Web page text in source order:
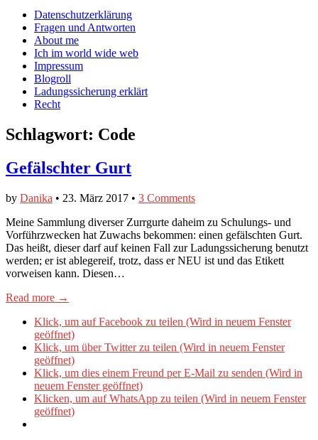
Facebook
anzeigen
Twitter
anzeigen
auf
Instagram
anzeigen
Main
menu
Skip
content
Datenschutzerklärung
Fragen und Antworten
About me
Ich im world wide web
Impressum
Blogroll
Ladungssicherung erklärt
Recht
Schlagwort: Code
Gefälschter Gurt
by Danika • 23. März 2017 • 3 Comments
Meine Sammlung diverser Zurrgurte daheim zu Schulungs- und
Vorführzwecken hat Zuwachs bekommen: einen gefälschten Gurt.
Das heißt, dieser darf auf keinen Fall zur Ladungssicherung benutzt
werden; er ist ablegereif, trotz, dass er NEU ist und das Etikett
vorweisen kann. Diesen…
Read more →
Klick, um auf Facebook zu teilen (Wird in neuem Fenster
geöffnet)
Klick, um über Twitter zu teilen (Wird in neuem Fenster
geöffnet)
Klick, um dies einem Freund per E-Mail zu senden (Wird in
neuem Fenster geöffnet)
Klicken, um auf WhatsApp zu teilen (Wird in neuem Fenster
geöffnet)